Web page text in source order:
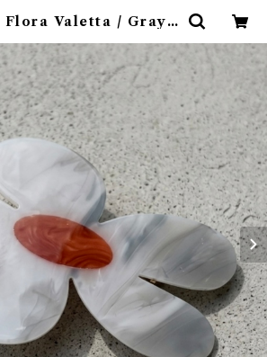
Flora Valetta / Gray |